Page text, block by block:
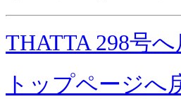
THATTA 298号へ
トップページへ